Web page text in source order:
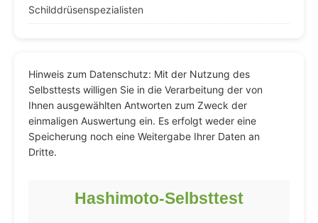
Schilddrüsenspezialisten
Hinweis zum Datenschutz: Mit der Nutzung des
Selbsttests willigen Sie in die Verarbeitung der von
Ihnen ausgewählten Antworten zum Zweck der
einmaligen Auswertung ein. Es erfolgt weder eine
Speicherung noch eine Weitergabe Ihrer Daten an
Dritte.
Hashimoto-Selbsttest